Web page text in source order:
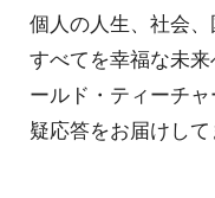
個人の人生、社会、
すべてを幸福な未
ールド・ティーチ
疑応答をお届けして